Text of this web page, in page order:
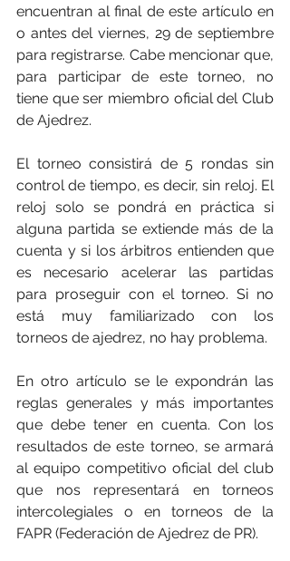
encuentran al final de este artículo en
o antes del viernes, 29 de septiembre
para registrarse. Cabe mencionar que,
para participar de este torneo, no
tiene que ser miembro oficial del Club
de Ajedrez.
El torneo consistirá de 5 rondas sin
control de tiempo, es decir, sin reloj. El
reloj solo se pondrá en práctica si
alguna partida se extiende más de la
cuenta y si los árbitros entienden que
es necesario acelerar las partidas
para proseguir con el torneo. Si no
está muy familiarizado con los
torneos de ajedrez, no hay problema.
En otro artículo se le expondrán las
reglas generales y más importantes
que debe tener en cuenta. Con los
resultados de este torneo, se armará
al equipo competitivo oficial del club
que nos representará en torneos
intercolegiales o en torneos de la
FAPR (Federación de Ajedrez de PR).